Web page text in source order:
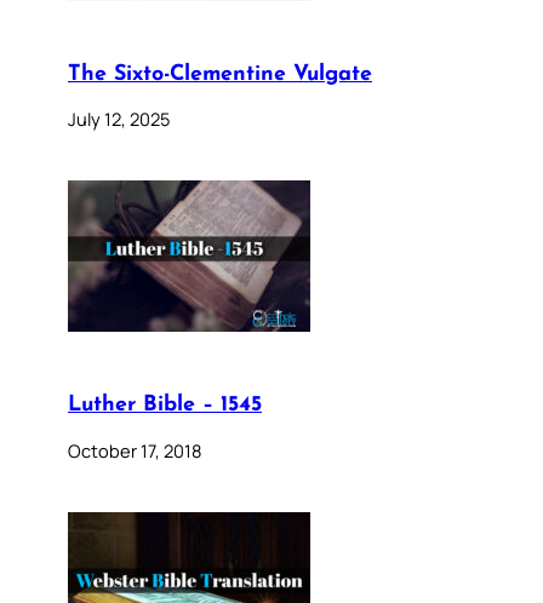
The Sixto-Clementine Vulgate
July 12, 2025
Luther Bible – 1545
October 17, 2018